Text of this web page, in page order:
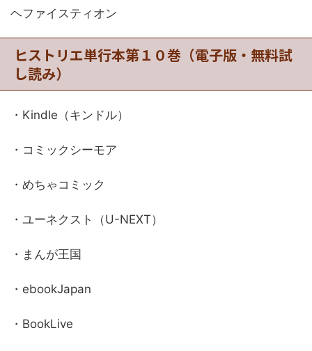
ヘファイスティオン
ヒストリエ単行本第１０巻（電子版・無料試
し読み）
・Kindle（キンドル）
・コミックシーモア
・めちゃコミック
・ユーネクスト（U-NEXT）
・まんが王国
・ebookJapan
・BookLive